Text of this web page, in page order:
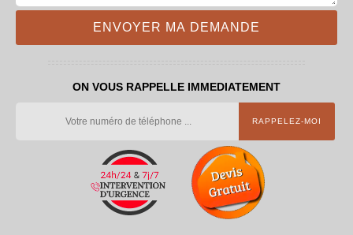
ON VOUS RAPPELLE IMMEDIATEMENT